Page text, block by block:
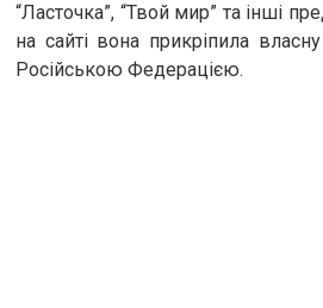
“Ласточка”, “Твой мир” та інші
на сайті вона прикріпила
Російською Федерацією.